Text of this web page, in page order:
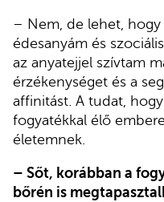
– Nem, de lehet,
édesanyám és
az anyatejjel szívtam
érzékenységet és a
affinitást. A tudat,
fogyatékkal élő
életemnek.
– Sőt, korábban a
bőrén is